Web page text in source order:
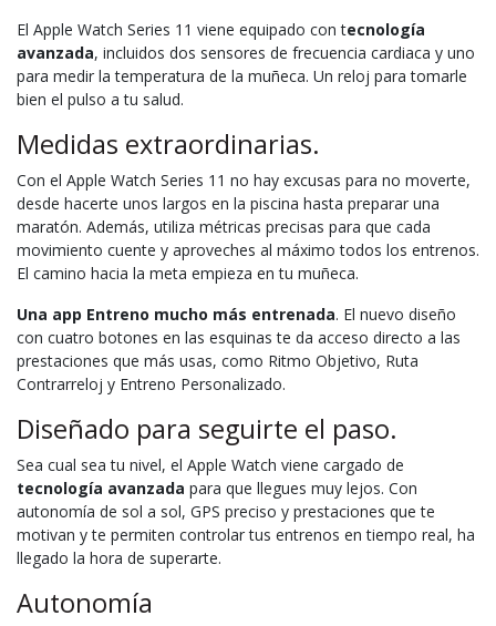
El Apple Watch Series 11 viene equipado con tecnología
avanzada, incluidos dos sensores de frecuencia cardiaca y uno
para medir la temperatura de la muñeca. Un reloj para tomarle
bien el pulso a tu salud.
Medidas extraordinarias.
Con el Apple Watch Series 11 no hay excusas para no moverte,
desde hacerte unos largos en la piscina hasta preparar una
maratón. Además, utiliza métricas precisas para que cada
movimiento cuente y aproveches al máximo todos los entrenos.
El camino hacia la meta empieza en tu muñeca.
Una app Entreno mucho más entrenada. El nuevo diseño
con cuatro botones en las esquinas te da acceso directo a las
prestaciones que más usas, como Ritmo Objetivo, Ruta
Contrarreloj y Entreno Personalizado.
Diseñado para seguirte el paso.
Sea cual sea tu nivel, el Apple Watch viene cargado de
tecnología avanzada para que llegues muy lejos. Con
autonomía de sol a sol, GPS preciso y prestaciones que te
motivan y te permiten controlar tus entrenos en tiempo real, ha
llegado la hora de superarte.
Autonomía